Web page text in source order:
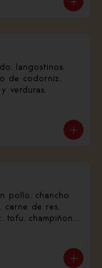
langostinos,
de codorniz,
verduras.
pollo, chancho
carne de res,
tofu, champiñones